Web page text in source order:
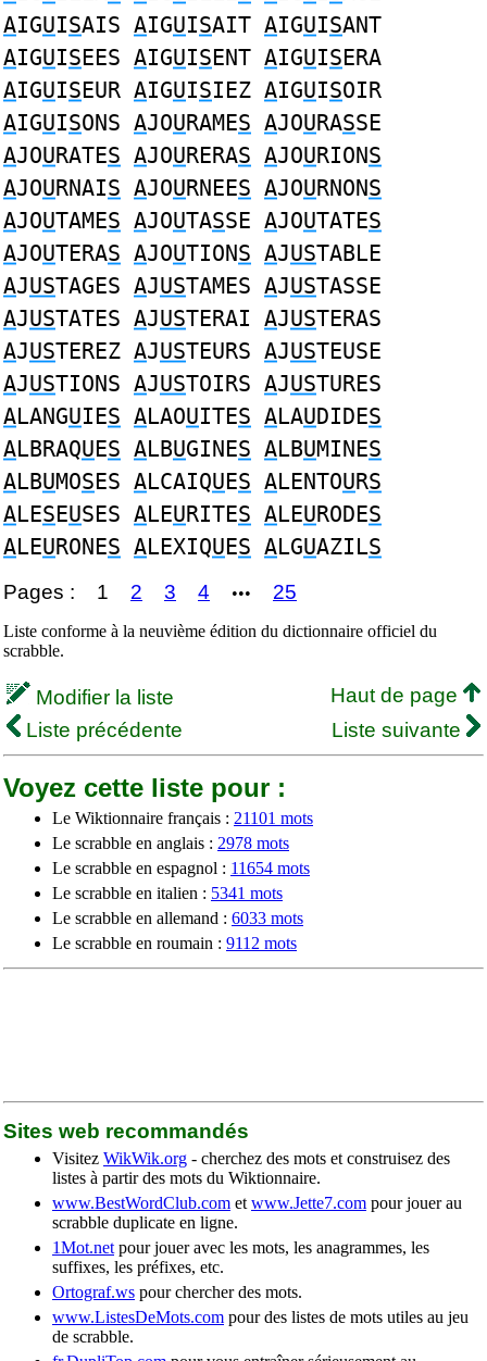
AIGUISAIS AIGUISAIT AIGUISANT
AIGUISEES AIGUISENT AIGUISERA
AIGUISEUR AIGUISIEZ AIGUISOIR
AIGUISONS AJOURAMES AJOURASSE
AJOURATES AJOURERAS AJOURIONS
AJOURNAIS AJOURNEES AJOURNONS
AJOUTAMES AJOUTASSE AJOUTATES
AJOUTERAS AJOUTIONS AJUSTABLE
AJUSTAGES AJUSTAMES AJUSTASSE
AJUSTATES AJUSTERAI AJUSTERAS
AJUSTEREZ AJUSTEURS AJUSTEUSE
AJUSTIONS AJUSTOIRS AJUSTURES
ALANGUIES ALAOUITES ALAUDIDES
ALBRAQUES ALBUGINES ALBUMINES
ALBUMOSES ALCAIQUES ALENTOURS
ALESEUSES ALEURITES ALEURODES
ALEURONES ALEXIQUES ALGUAZILS
Pages : 1 2 3 4 ••• 25
Liste conforme à la neuvième édition du dictionnaire officiel du
scrabble.
Modifier la liste
Haut de page
Liste précédente
Liste suivante
Voyez cette liste pour :
Le Wiktionnaire français : 21101 mots
Le scrabble en anglais : 2978 mots
Le scrabble en espagnol : 11654 mots
Le scrabble en italien : 5341 mots
Le scrabble en allemand : 6033 mots
Le scrabble en roumain : 9112 mots
Sites web recommandés
Visitez WikWik.org - cherchez des mots et construisez des
listes à partir des mots du Wiktionnaire.
www.BestWordClub.com et www.Jette7.com pour jouer au
scrabble duplicate en ligne.
1Mot.net pour jouer avec les mots, les anagrammes, les
suffixes, les préfixes, etc.
Ortograf.ws pour chercher des mots.
www.ListesDeMots.com pour des listes de mots utiles au jeu
de scrabble.